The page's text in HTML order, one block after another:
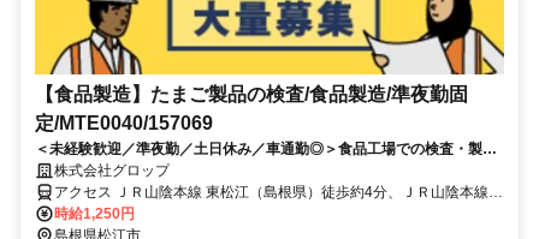
【食品製造】たまご製品の検査/食品製造/準夜勤固
定/MTE0040/157069
＜未経験歓迎／準夜勤／土日休み／車通勤◎＞食品工場での検査・製造
業務！長期就業可能なお仕事です♪
株式会社グロップ
アクセス ＪＲ山陰本線 東松江（島根県）徒歩約4分、ＪＲ山陰本線
揖屋徒歩約47分、ＪＲ山陰本線 松江南口徒歩約77分 JR東松江駅から
車で約10分
時給1,250円
島根県松江市